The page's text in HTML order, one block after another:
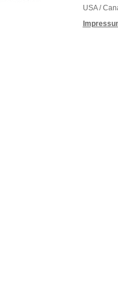
USA /